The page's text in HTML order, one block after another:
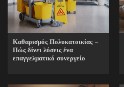
Καθαρισμός Πολυκατοικίας –
Πώς δίνει λύσεις ένα
επαγγελματικό συνεργείο